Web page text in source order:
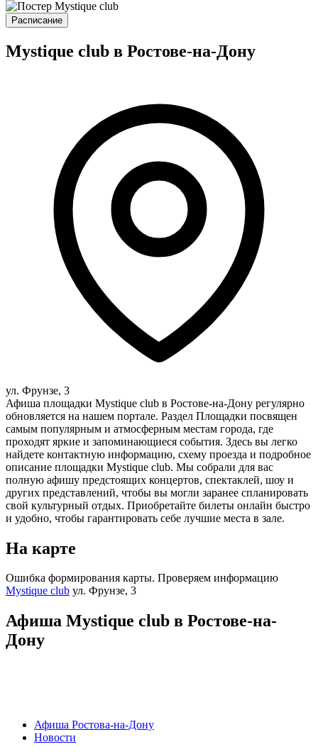
Расписание
Mystique club в Ростове-на-Дону
ул. Фрунзе, 3
Афиша площадки Mystique club в Ростове-на-Дону регулярно
обновляется на нашем портале. Раздел Площадки посвящен
самым популярным и атмосферным местам города, где
проходят яркие и запоминающиеся события. Здесь вы легко
найдете контактную информацию, схему проезда и подробное
описание площадки Mystique club. Мы собрали для вас
полную афишу предстоящих концертов, спектаклей, шоу и
других представлений, чтобы вы могли заранее спланировать
свой культурный отдых. Приобретайте билеты онлайн быстро
и удобно, чтобы гарантировать себе лучшие места в зале.
На карте
Ошибка формирования карты. Проверяем информацию
Mystique club ул. Фрунзе, 3
Афиша Mystique club в Ростове-на-
Дону
Афиша Ростова-на-Дону
Новости